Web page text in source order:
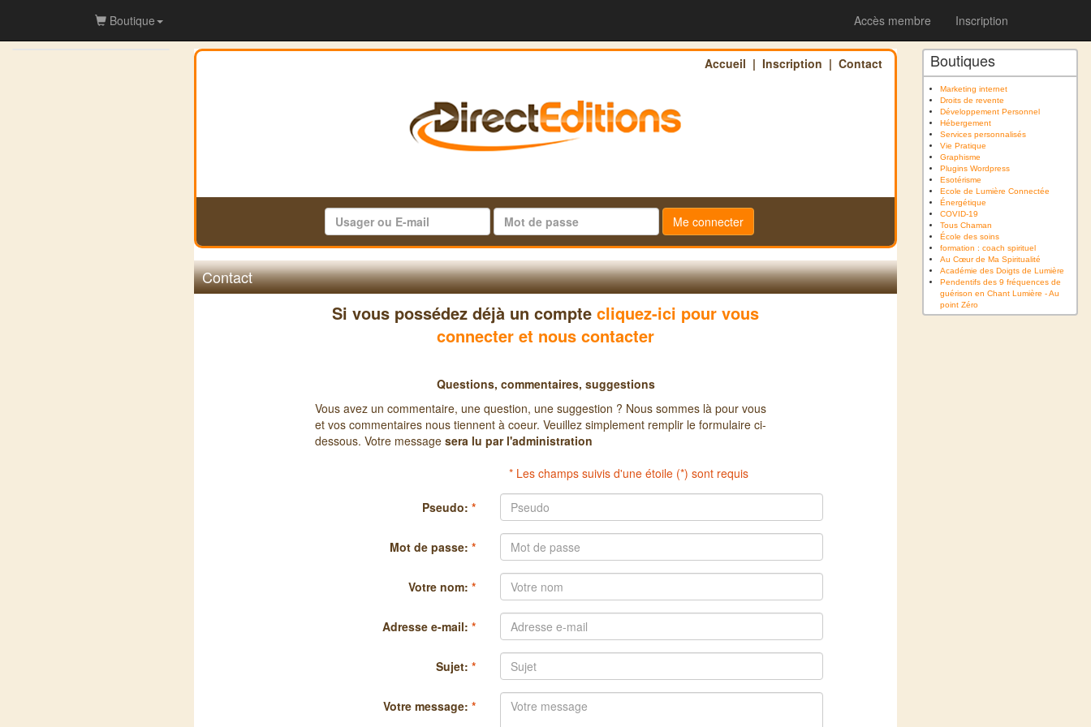
Boutique Accès membre Inscription
Boutiques
Marketing internet
Droits de revente
Développement Personnel
Hébergement
Services personnalisés
Vie Pratique
Graphisme
Plugins Wordpress
Esotérisme
Ecole de Lumière Connectée
Énergétique
COVID-19
Tous Chaman
École des soins
formation : coach spirituel
Au Cœur de Ma Spiritualité
Académie des Doigts de Lumière
Pendentifs des 9 fréquences de
guérison en Chant Lumière - Au
point Zéro
Accueil | Inscription | Contact
Me connecter
Contact
Si vous possédez déjà un compte cliquez-ici pour vous
connecter et nous contacter
Questions, commentaires, suggestions
Vous avez un commentaire, une question, une suggestion ? Nous sommes là pour vous
et vos commentaires nous tiennent à coeur. Veuillez simplement remplir le formulaire ci-
dessous. Votre messagesera lu par l'administration
* Les champs suivis d'une étoile (*) sont requis
Pseudo: *
Mot de passe: *
Votre nom: *
Adresse e-mail: *
Sujet: *
Votre message: *